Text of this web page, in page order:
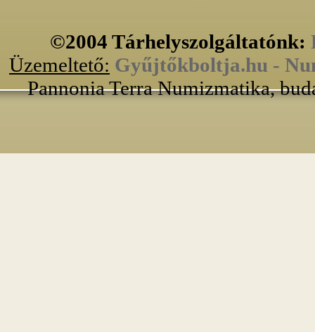
©2004 Tárhelyszolgáltatónk:
Üzemeltető: Gyűjtőkboltja.hu -
Pannonia Terra Numizmatika,